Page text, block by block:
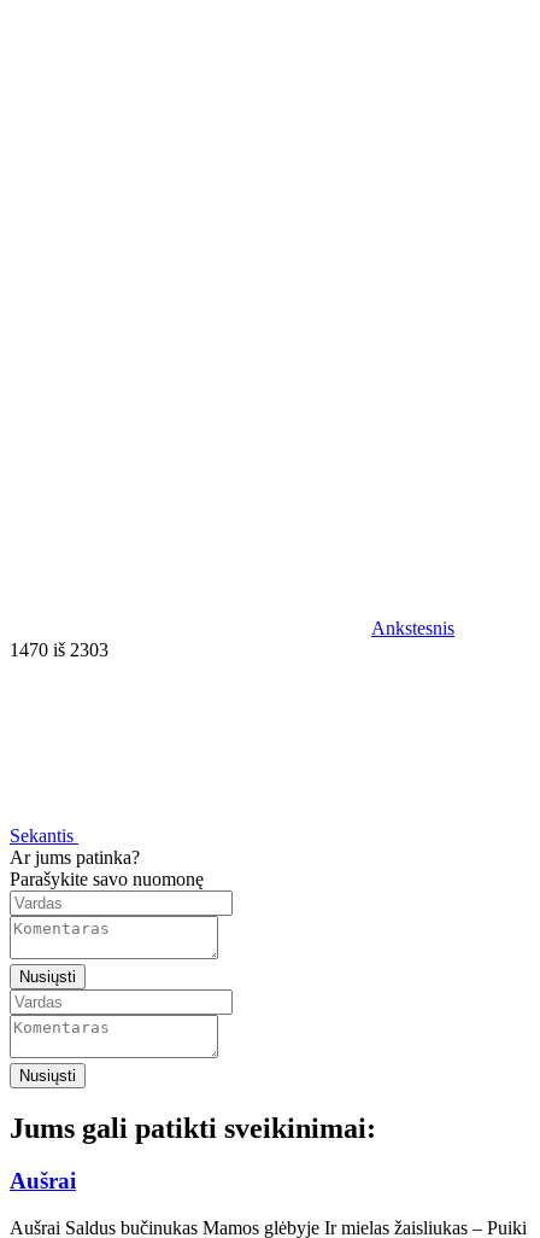
Ankstesnis
1470 iš 2303
Sekantis
Ar jums patinka?
Parašykite savo nuomonę
Nusiųsti
Nusiųsti
Jums gali patikti sveikinimai:
Aušrai
Aušrai Saldus bučinukas Mamos glėbyje Ir mielas žaisliukas – Puiki